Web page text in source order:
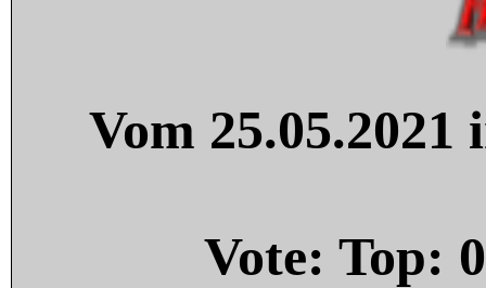
Vom
Vote: Top: 0